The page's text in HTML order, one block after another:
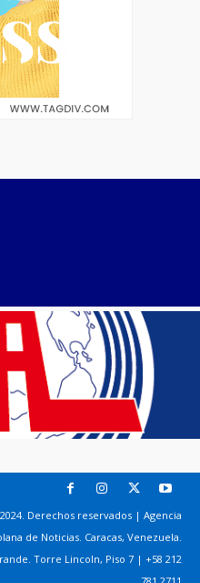
Derechos reservados | Agencia
de Noticias. Caracas, Venezuela.
Torre Lincoln, Piso 7 | +58 212